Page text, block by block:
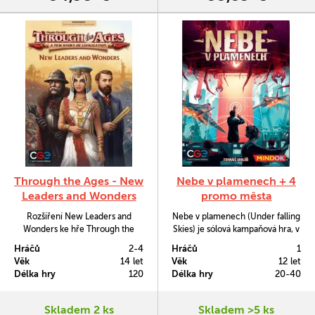
Through the Ages - New
Leaders and Wonders
Rozšíření New Leaders and
Wonders ke hře Through the
napovídá, tak čerstvé karty divů
osobností, ale také nové vojenské
Hráčů
2-4
Věk
14 let
Délka hry
120
Skladem 2 ks
Nebe v plamenech + 4
promo města
Nebe v plamenech (Under falling
Skies) je sólová kampaňová hra, v
mimozemských civilizací.
Postupně procházíte misemi, v
nichž máte na starosti obranu
mechanismem je inovativní
Hráčů
1
Věk
12 let
Délka hry
20-40
Skladem >5 ks